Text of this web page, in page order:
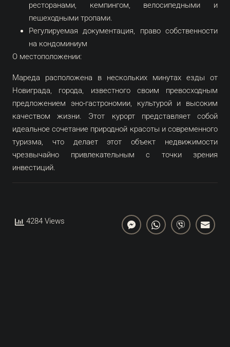
ресторанами, кемпингом, велосипедными и
пешеходными тропами.
Регулируемая документация, право собственности
на кондоминиум
О местоположении:
Мареда расположена в нескольких минутах езды от
Новиграда, города, известного своим превосходным
предложением эно-гастрономии, культурой и высоким
качеством жизни. Этот курорт представляет собой
идеальное сочетание природной красоты и современного
туризма, что делает этот объект недвижимости
чрезвычайно привлекательным с точки зрения
инвестиций.
4284 Views